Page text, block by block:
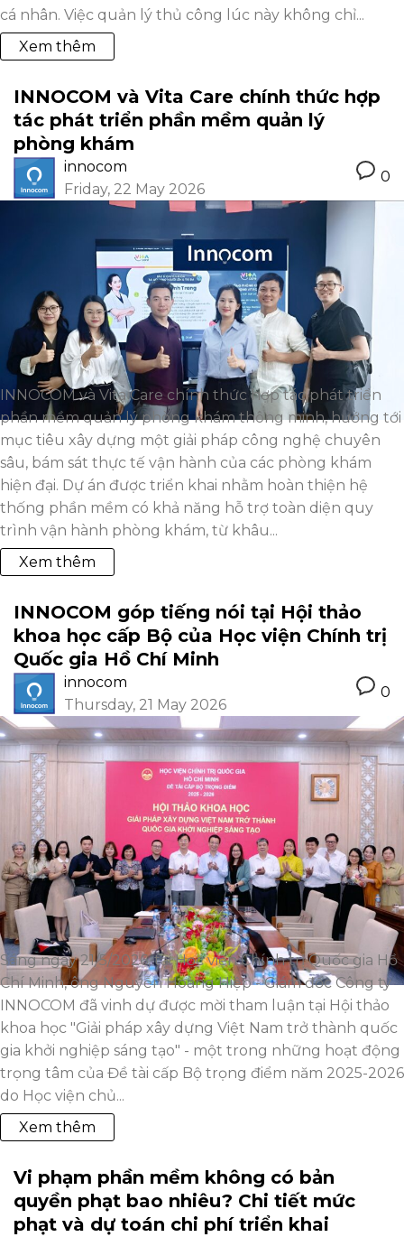
cá nhân. Việc quản lý thủ công lúc này không chỉ...
Xem thêm
INNOCOM và Vita Care chính thức hợp
tác phát triển phần mềm quản lý
phòng khám
innocom
Friday, 22 May 2026
0
INNOCOM và Vita Care chính thức hợp tác phát triển
phần mềm quản lý phòng khám thông minh, hướng tới
mục tiêu xây dựng một giải pháp công nghệ chuyên
sâu, bám sát thực tế vận hành của các phòng khám
hiện đại. Dự án được triển khai nhằm hoàn thiện hệ
thống phần mềm có khả năng hỗ trợ toàn diện quy
trình vận hành phòng khám, từ khâu...
Xem thêm
INNOCOM góp tiếng nói tại Hội thảo
khoa học cấp Bộ của Học viện Chính trị
Quốc gia Hồ Chí Minh
innocom
Thursday, 21 May 2026
0
Sáng ngày 21/5/2026, tại Học viện Chính trị Quốc gia Hồ
Chí Minh, ông Nguyễn Hoàng Hiệp - Giám đốc Công ty
INNOCOM đã vinh dự được mời tham luận tại Hội thảo
khoa học "Giải pháp xây dựng Việt Nam trở thành quốc
gia khởi nghiệp sáng tạo" - một trong những hoạt động
trọng tâm của Đề tài cấp Bộ trọng điểm năm 2025-2026
do Học viện chủ...
Xem thêm
Vi phạm phần mềm không có bản
quyền phạt bao nhiêu? Chi tiết mức
phạt và dự toán chi phí triển khai